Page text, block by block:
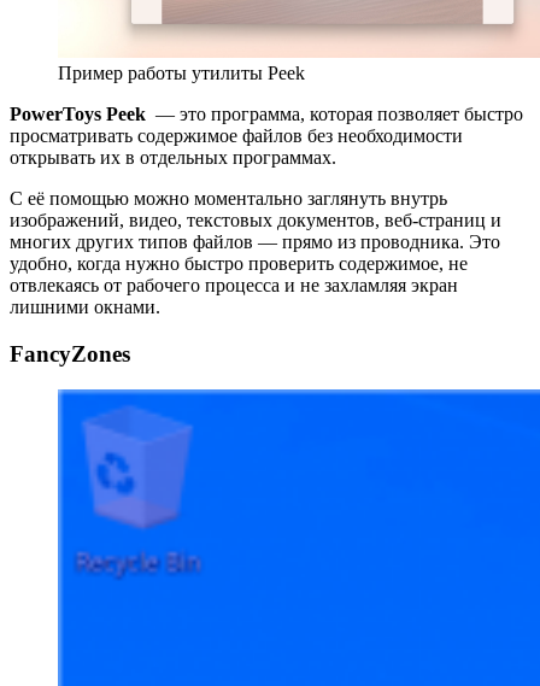
Пример работы утилиты Peek
PowerToys Peek — это программа, которая позволяет быстро
просматривать содержимое файлов без необходимости
открывать их в отдельных программах.
С её помощью можно моментально заглянуть внутрь
изображений, видео, текстовых документов, веб-страниц и
многих других типов файлов — прямо из проводника. Это
удобно, когда нужно быстро проверить содержимое, не
отвлекаясь от рабочего процесса и не захламляя экран
лишними окнами.
FancyZones